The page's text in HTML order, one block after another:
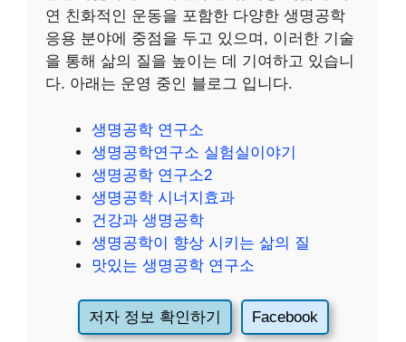
연 친화적인 운동을 포함한 다양한 생명공학
응용 분야에 중점을 두고 있으며, 이러한 기술
을 통해 삶의 질을 높이는 데 기여하고 있습니
다. 아래는 운영 중인 블로그 입니다.
생명공학 연구소
생명공학연구소 실험실이야기
생명공학 연구소2
생명공학 시너지효과
건강과 생명공학
생명공학이 향상 시키는 삶의 질
맛있는 생명공학 연구소
저자 정보 확인하기 Facebook